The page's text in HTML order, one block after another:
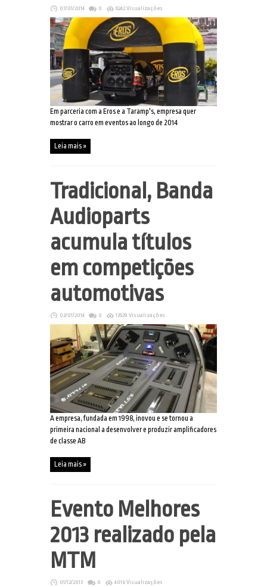
07/01/2014 0 8242 Visualizações
Em parceria com a Eros e a Taramp's, empresa quer
mostrar o carro em eventos ao longo de 2014
Leia mais »
Tradicional, Banda
Audioparts
acumula títulos
em competições
automotivas
02/01/2014 0 12529 Visualizações
A empresa, fundada em 1998, inovou e se tornou a
primeira nacional a desenvolver e produzir amplificadores
de classe AB
Leia mais »
Evento Melhores
2013 realizado pela
MTM
01/12/2013 0 4016 Visualizações